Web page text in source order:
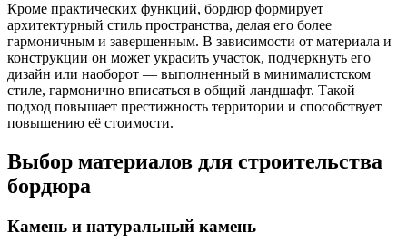
Кроме практических функций, бордюр формирует
архитектурный стиль пространства, делая его более
гармоничным и завершенным. В зависимости от материала и
конструкции он может украсить участок, подчеркнуть его
дизайн или наоборот — выполненный в минималистском
стиле, гармонично вписаться в общий ландшафт. Такой
подход повышает престижность территории и способствует
повышению её стоимости.
Выбор материалов для строительства
бордюра
Камень и натуральный камень